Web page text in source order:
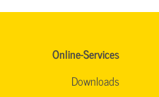
Online-Services
Downloads